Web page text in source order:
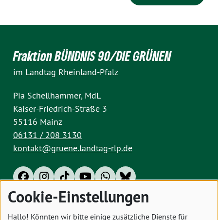
Fraktion BÜNDNIS 90/DIE GRÜNEN
im Landtag Rheinland-Pfalz
Pia Schellhammer, MdL
Kaiser-Friedrich-Straße 3
55116 Mainz
06131 / 208 3130
kontakt@gruene.landtag-rlp.de
Impressum Datenschutz Cookies
Cookie-Einstellungen
Hallo! Könnten wir bitte einige zusätzliche Dienste für